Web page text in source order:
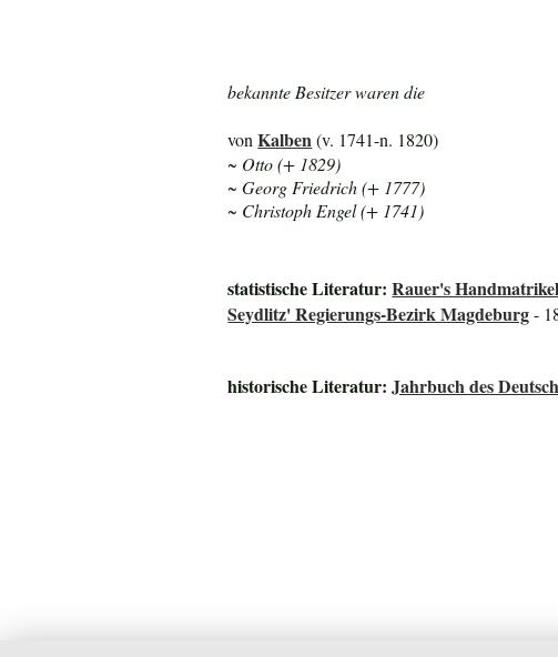
bekannte Besitzer waren die
vonKalben (v. 1741-n. 1820)
~ Otto (+ 1829)
~ Georg Friedrich (+ 1777)
~ Christoph Engel (+ 1741)
statistische Literatur:Rauer's
Seydlitz' Regierungs-Bezirk Magdeburg-
historische Literatur:Jahrbuch des